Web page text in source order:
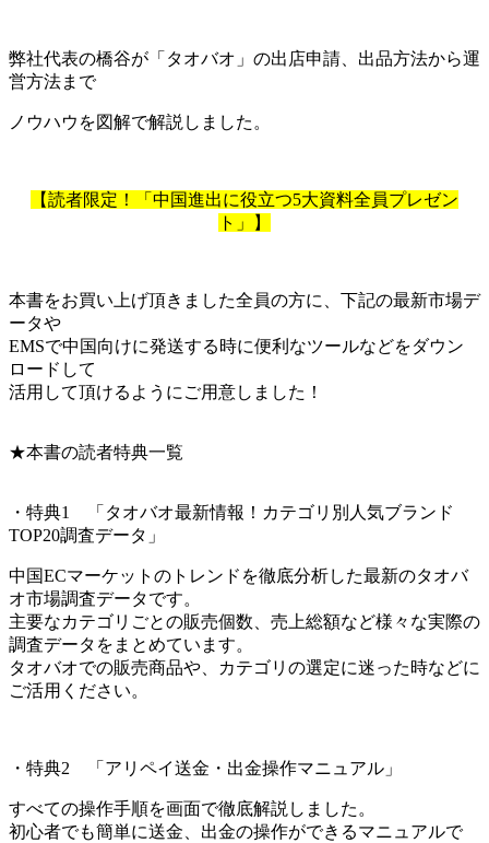
弊社代表の橋谷が「タオバオ」の出店申請、出品方法から運
営方法まで
ノウハウを図解で解説しました。
【読者限定！「中国進出に役立つ5大資料全員プレゼン
ト」】
本書をお買い上げ頂きました全員の方に、下記の最新市場デ
ータや
EMSで中国向けに発送する時に便利なツールなどをダウン
ロードして
活用して頂けるようにご用意しました！
★本書の読者特典一覧
・特典1 「タオバオ最新情報！カテゴリ別人気ブランド
TOP20調査データ」
中国ECマーケットのトレンドを徹底分析した最新のタオバ
オ市場調査データです。
主要なカテゴリごとの販売個数、売上総額など様々な実際の
調査データをまとめています。
タオバオでの販売商品や、カテゴリの選定に迷った時などに
ご活用ください。
・特典2 「アリペイ送金・出金操作マニュアル」
すべての操作手順を画面で徹底解説しました。
初心者でも簡単に送金、出金の操作ができるマニュアルで